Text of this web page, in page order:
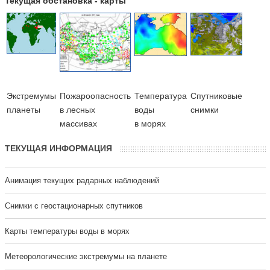
Экстремумы
планеты
Пожароопасность
в лесных
массивах
Температура
воды
в морях
Cпутниковые
снимки
ТЕКУЩАЯ ИНФОРМАЦИЯ
Анимация текущих радарных наблюдений
Cнимки с геостационарных спутников
Карты температуры воды в морях
Метеорологические экстремумы на планете